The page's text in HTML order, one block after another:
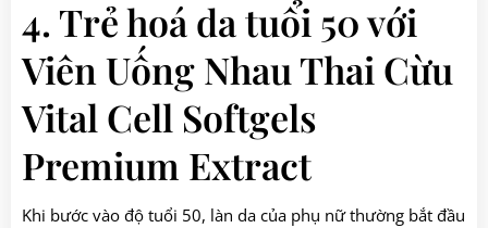
4. Trẻ hoá da tuổi 50 với
Viên Uống Nhau Thai Cừu
Vital Cell Softgels
Premium Extract
Khi bước vào độ tuổi 50, làn da của phụ nữ thường bắt đầu